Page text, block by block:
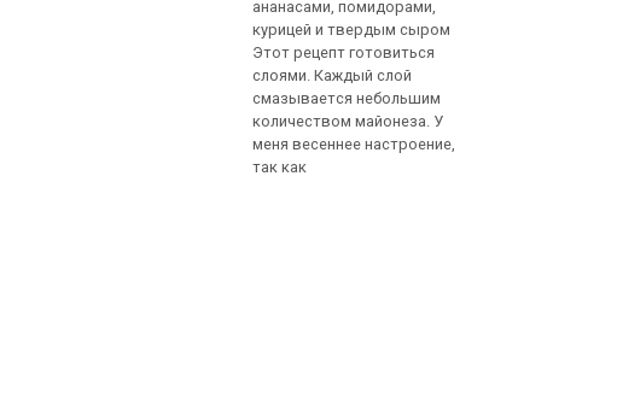
ананасами, помидорами,
курицей и твердым сыром
Этот рецепт готовиться
слоями. Каждый слой
смазывается небольшим
количеством майонеза. У
меня весеннее настроение,
так как